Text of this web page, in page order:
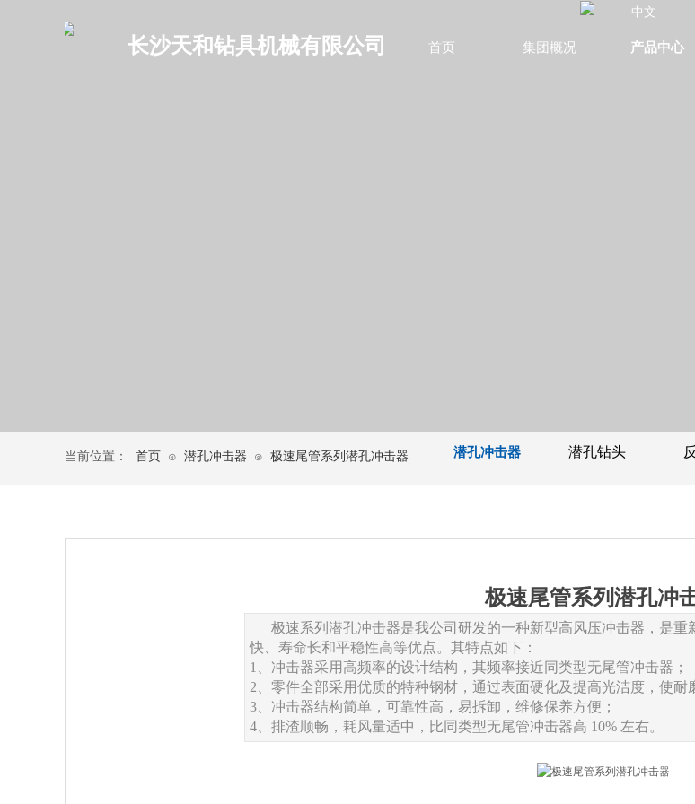
中文
首页 集团概况 产品中心
长沙天和钻具机械有限公司
潜孔冲击器 潜孔钻头
首页 ⊙ 潜孔冲击器 ⊙ 极速尾管系列潜孔冲击器
当前位置：
极速尾管系列潜孔冲
极速系列潜孔冲击器是我公司研发的一种新型高风压冲击器，是重
快、寿命长和平稳性高等优点。其特点如下：
1、冲击器采用高频率的设计结构，其频率接近同类型无尾管冲击器；
2、零件全部采用优质的特种钢材，通过表面硬化及提高光洁度，使耐
3、冲击器结构简单，可靠性高，易拆卸，维修保养方便；
4、排渣顺畅，耗风量适中，比同类型无尾管冲击器高 10% 左右。